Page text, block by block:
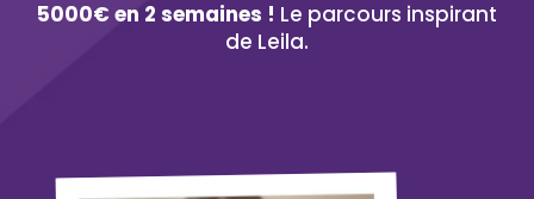
5000€ en 2 semaines ! Le parcours inspirant
de Leila.